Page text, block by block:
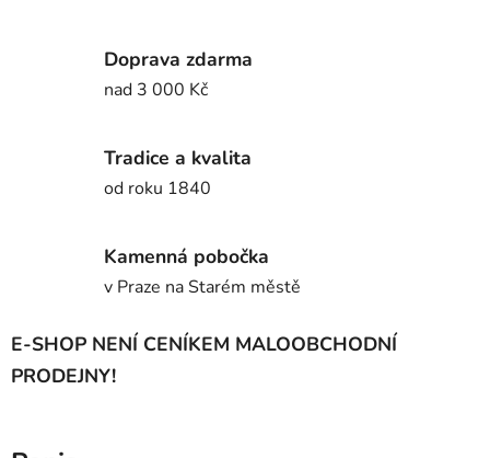
Doprava zdarma
nad 3 000 Kč
Tradice a kvalita
od roku 1840
Kamenná pobočka
v Praze na Starém městě
E-SHOP NENÍ CENÍKEM MALOOBCHODNÍ
PRODEJNY!